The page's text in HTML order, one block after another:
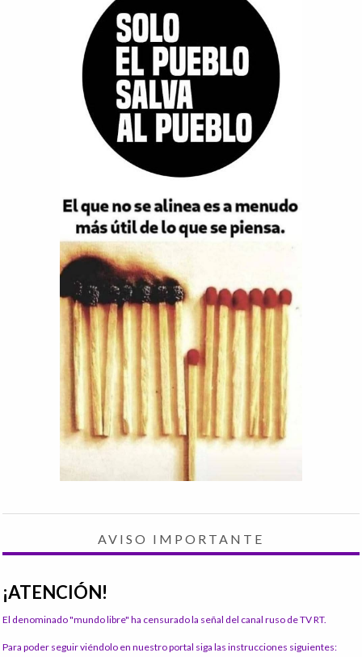
AVISO IMPORTANTE
¡ATENCIÓN!
El denominado "mundo libre" ha censurado la señal del canal ruso de TV RT.
Para poder seguir viéndolo en nuestro portal siga las instrucciones siguientes: